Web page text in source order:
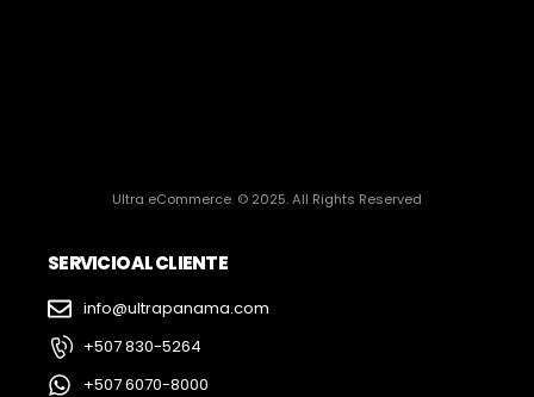
Ultra eCommerce. © 2025. All Rights Reserved
SERVICIO AL CLIENTE
info@ultrapanama.com
+507 830-5264
+507 6070-8000